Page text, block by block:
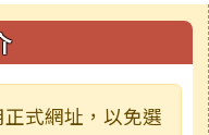
式網址，以免選